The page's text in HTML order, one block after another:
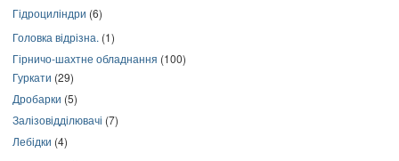
Гідроциліндри (6)
Головка відрізна. (1)
Гірничо-шахтне обладнання (100)
Гуркати (29)
Дробарки (5)
Залізовідділювачі (7)
Лебідки (4)